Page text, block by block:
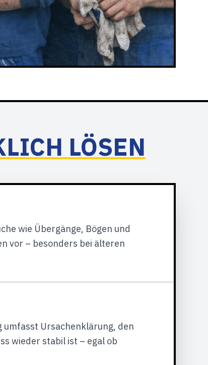
LÖSEN
wie Übergänge, Bögen und
vor – besonders bei älteren
umfasst Ursachenklärung, den
wieder stabil ist – egal ob